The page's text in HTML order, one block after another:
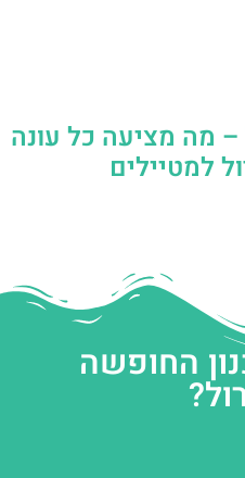
– מה מציעה כל עונה
למטיילים
החופשה